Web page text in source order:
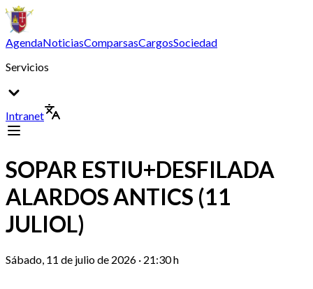
AgendaNoticiasComparsasCargosSociedad
Servicios
Intranet
SOPAR ESTIU+DESFILADA
ALARDOS ANTICS (11
JULIOL)
Sábado, 11 de julio de 2026 · 21:30 h